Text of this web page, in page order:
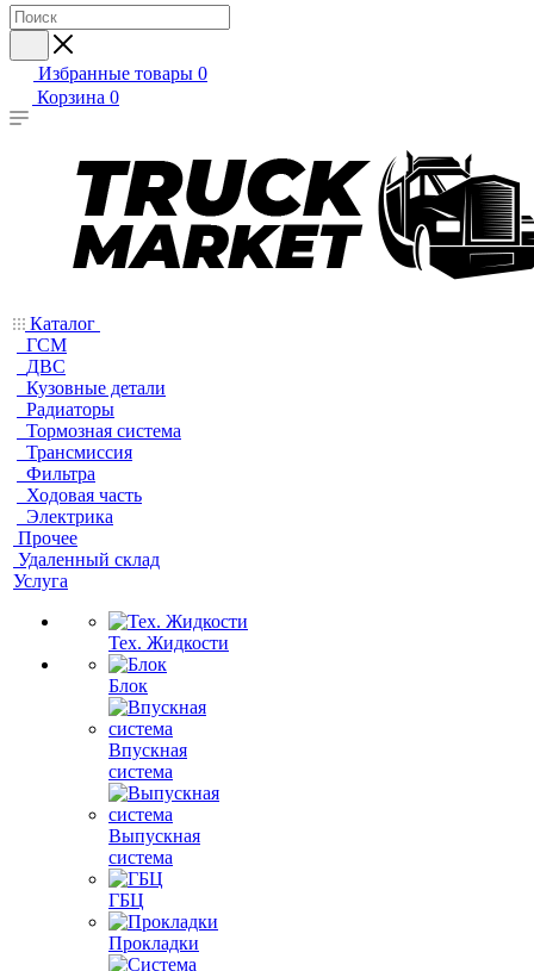
Избранные товары 0
Корзина 0
Каталог
ГСМ
ДВС
Кузовные детали
Радиаторы
Тормозная система
Трансмиссия
Фильтра
Ходовая часть
Электрика
Прочее
Удаленный склад
Услуга
Тех. Жидкости
Блок
Впускная
система
Выпускная
система
ГБЦ
Прокладки